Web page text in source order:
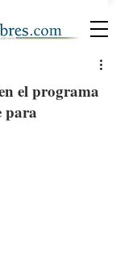
el programa
para